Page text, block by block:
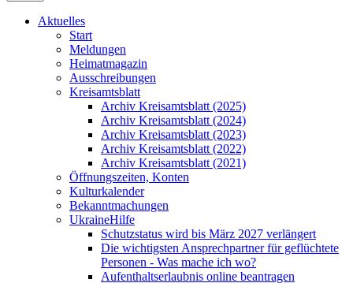
Aktuelles
Start
Meldungen
Heimatmagazin
Ausschreibungen
Kreisamtsblatt
Archiv Kreisamtsblatt (2025)
Archiv Kreisamtsblatt (2024)
Archiv Kreisamtsblatt (2023)
Archiv Kreisamtsblatt (2022)
Archiv Kreisamtsblatt (2021)
Öffnungszeiten, Konten
Kulturkalender
Bekanntmachungen
UkraineHilfe
Schutzstatus wird bis März 2027 verlängert
Die wichtigsten Ansprechpartner für geflüchtete
Personen - Was mache ich wo?
Aufenthaltserlaubnis online beantragen